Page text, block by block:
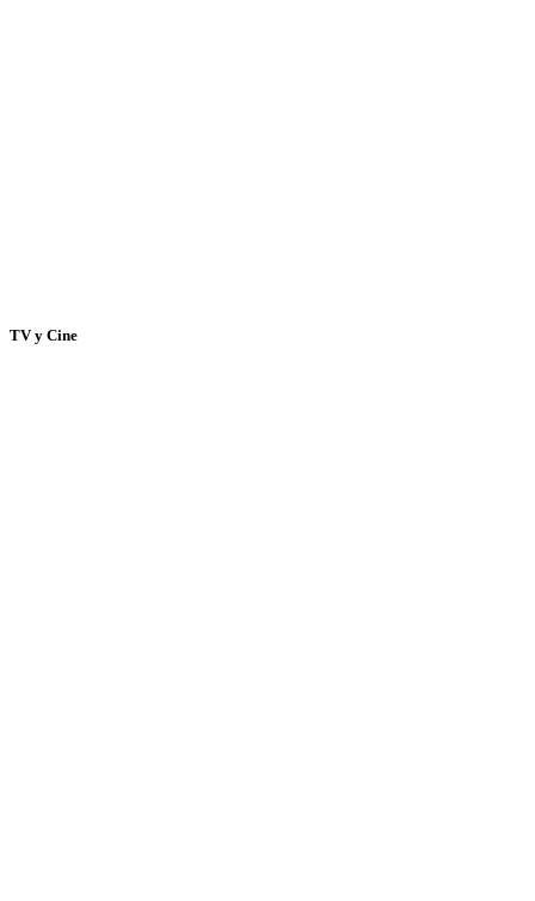
TV y Cine